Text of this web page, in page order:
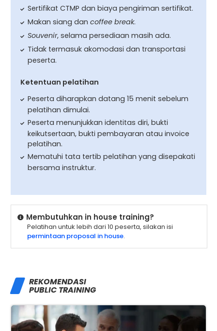
Sertifikat CTMP dan biaya pengiriman sertifikat.
Makan siang dancoffee break.
Souvenir, selama persediaan masih ada.
Tidak termasuk akomodasi dan transportasi
peserta.
Ketentuan pelatihan
Peserta diharapkan datang 15 menit sebelum
pelatihan dimulai.
Peserta menunjukkan identitas diri, bukti
keikutsertaan, bukti pembayaran atau invoice
pelatihan.
Mematuhi tata tertib pelatihan yang disepakati
bersama instruktur.
Membutuhkan in house training?
Pelatihan untuk lebih dari 10 peserta, silakan isi
permintaan proposal in house.
REKOMENDASI
PUBLIC TRAINING